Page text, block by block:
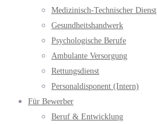
Medizinisch-Technischer Dienst
Gesundheitshandwerk
Psychologische Berufe
Ambulante Versorgung
Rettungsdienst
Personaldisponent (Intern)
Für Bewerber
Beruf & Entwicklung